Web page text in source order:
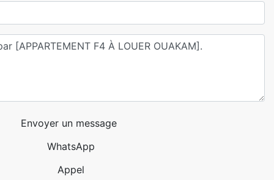
Envoyer un message
WhatsApp
Appel